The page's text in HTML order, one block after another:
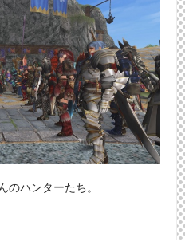
のハンターたち。